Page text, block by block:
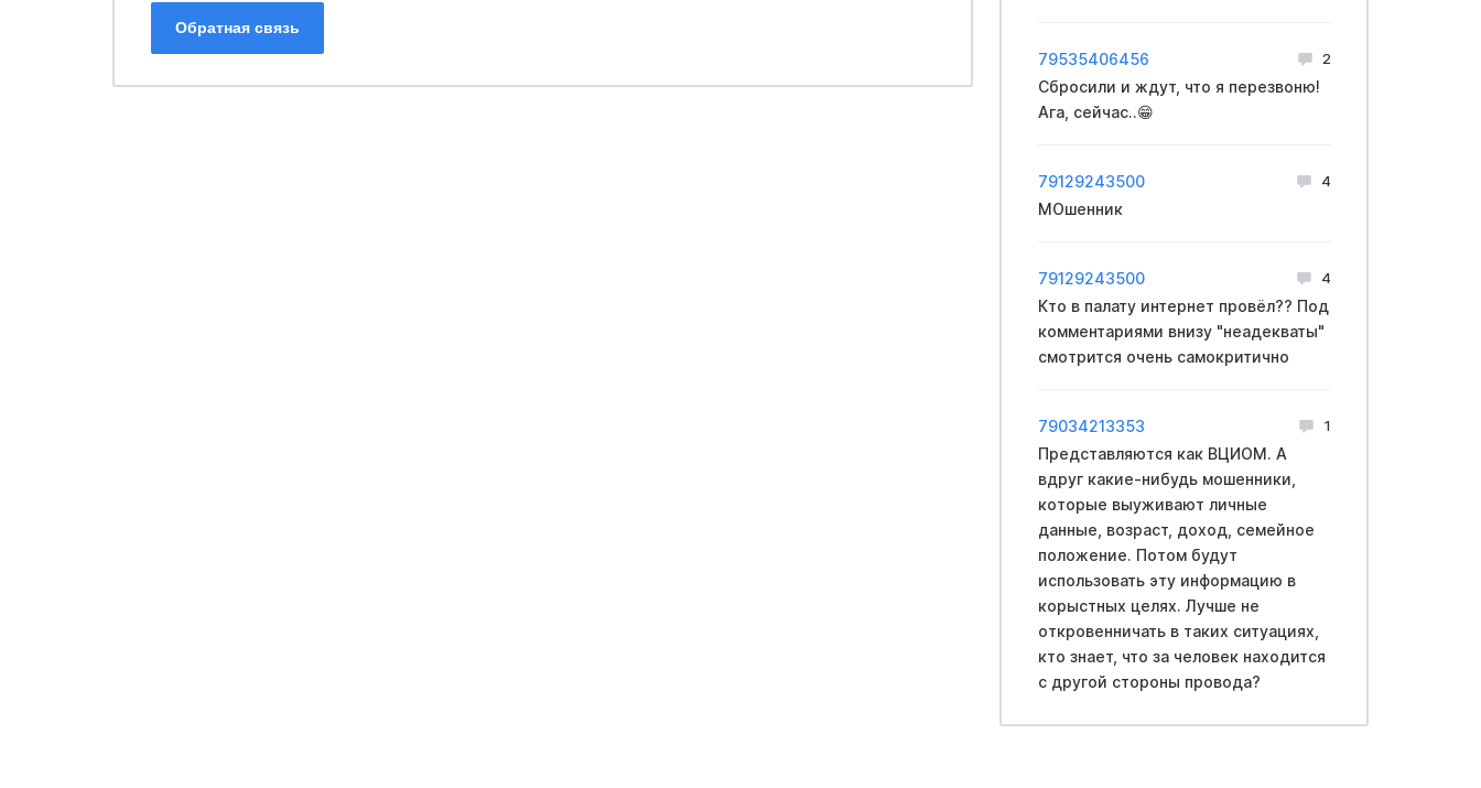
Обратная связь
79535406456 2
Сбросили и ждут, что я перезвоню!
Ага, сейчас..😁
79129243500 4
МОшенник
79129243500 4
Кто в палату интернет провёл?? Под
комментариями внизу "неадекваты"
смотрится очень самокритично
79034213353 1
Представляются как ВЦИОМ. А
вдруг какие-нибудь мошенники,
которые выуживают личные
данные, возраст, доход, семейное
положение. Потом будут
использовать эту информацию в
корыстных целях. Лучше не
откровенничать в таких ситуациях,
кто знает, что за человек находится
с другой стороны провода?